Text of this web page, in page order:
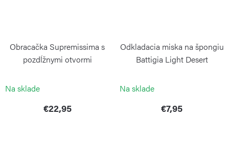
Obracačka Supremissima s
pozdĺžnymi otvormi
Na sklade
€22,95
Odkladacia miska na špongiu
Battigia Light Desert
Na sklade
€7,95